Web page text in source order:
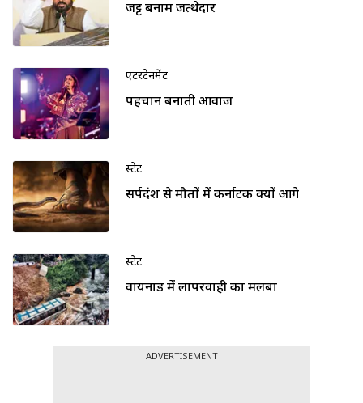
जट्ट बनाम जत्थेदार
एंटरटेनमेंट
पहचान बनाती आवाज
स्टेट
सर्पदंश से मौतों में कर्नाटक क्यों आगे
स्टेट
वायनाड में लापरवाही का मलबा
ADVERTISEMENT